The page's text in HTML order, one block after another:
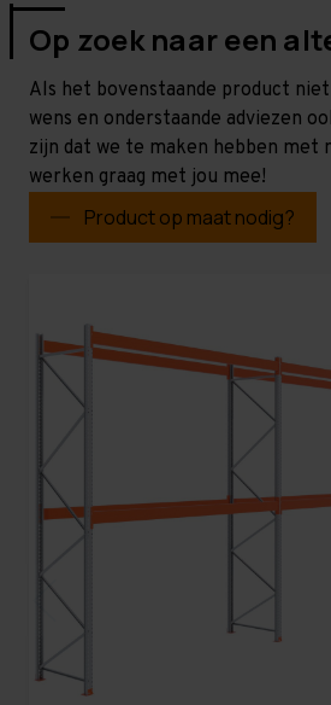
Op zoek naar een
Als het bovenstaande product
wens en onderstaande adviezen
zijn dat we te maken hebben met
werken graag met jou mee!
Product op maat nodig?